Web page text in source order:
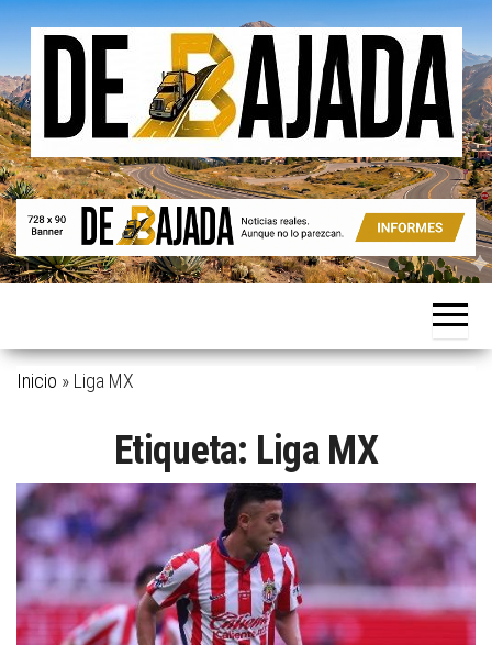
Saltar
contenido
De
Bajada
Noticias
Aunque
parezcan.
Inicio » Liga MX
Etiqueta: Liga MX